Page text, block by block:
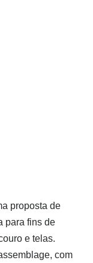
proposta de
para fins de
e telas.
com